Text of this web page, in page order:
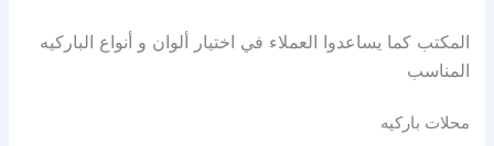
المكتب كما يساعدوا العملاء في اختيار ألوان و أنواع الباركيه
المناسب
محلات باركيه